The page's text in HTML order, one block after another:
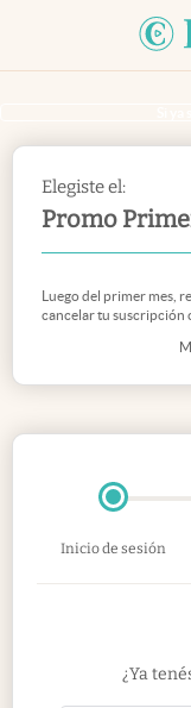
Elegiste el:
Promo
Luego del primer mes,
cancelar tu suscripción
Inicio de sesión
¿Ya